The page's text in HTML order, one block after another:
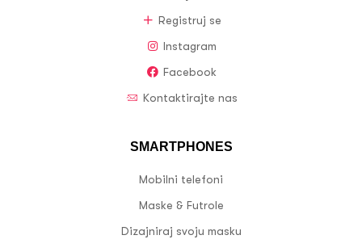
Registruj se
Instagram
Facebook
Kontaktirajte nas
SMARTPHONES
Mobilni telefoni
Maske & Futrole
Dizajniraj svoju masku